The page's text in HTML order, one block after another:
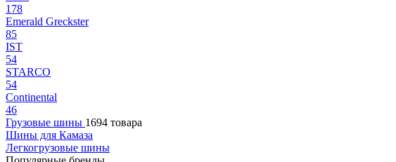
178
Emerald Greckster
85
IST
54
STARCO
54
Continental
46
Грузовые шины 1694 товара
Шины для Камаза
Легкогрузовые шины